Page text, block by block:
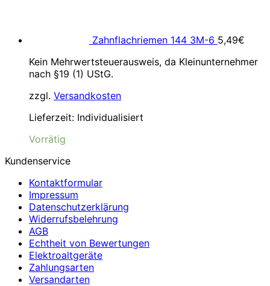
Zahnflachriemen 144 3M-6 5,49€
Kein Mehrwertsteuerausweis, da Kleinunternehmer
nach §19 (1) UStG.
zzgl. Versandkosten
Lieferzeit: Individualisiert
Vorrätig
Kundenservice
Kontaktformular
Impressum
Datenschutzerklärung
Widerrufsbelehrung
AGB
Echtheit von Bewertungen
Elektroaltgeräte
Zahlungsarten
Versandarten